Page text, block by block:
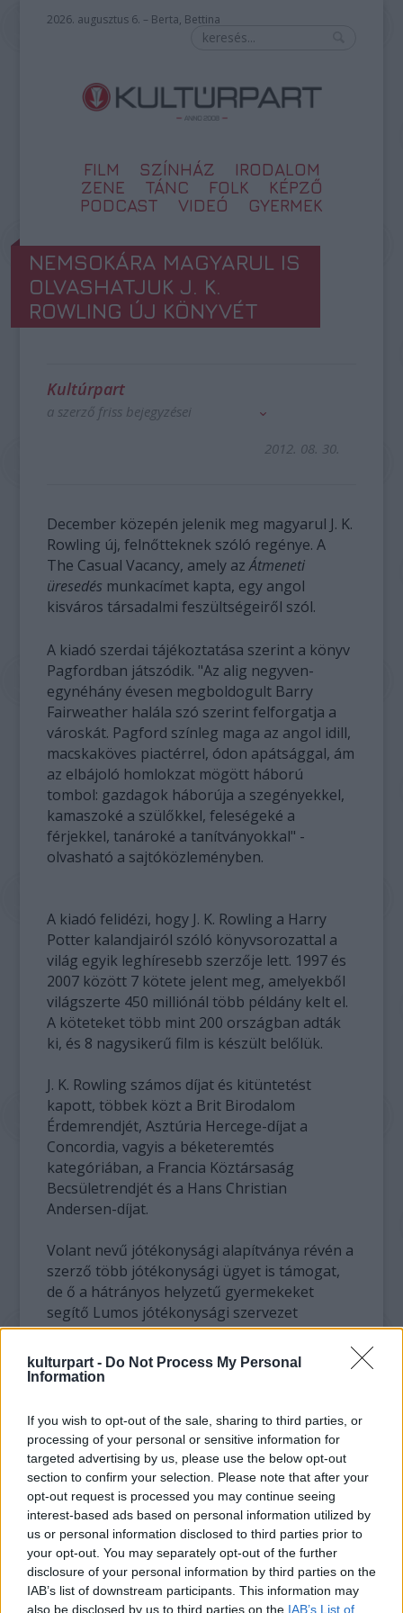
kulturpart - Do Not Process My Personal
Information
If you wish to opt-out of the sale, sharing to third parties, or
processing of your personal or sensitive information for
targeted advertising by us, please use the below opt-out
section to confirm your selection. Please note that after your
opt-out request is processed you may continue seeing
interest-based ads based on personal information utilized by
us or personal information disclosed to third parties prior to
your opt-out. You may separately opt-out of the further
disclosure of your personal information by third parties on the
IAB’s list of downstream participants. This information may
also be disclosed by us to third parties on the IAB’s List of
2026. augusztus 6. – Berta, Bettina
FILM SZÍNHÁZ
IRODALOM
ZENE
TÁNC FOLK
KÉPZŐ
PODCAST
VIDEÓ GYERMEK
NEMSOKÁRA MAGYARUL IS
OLVASHATJUK J. K.
ROWLING ÚJ KÖNYVÉT
Kultúrpart
a szerző friss bejegyzései
2012. 08. 30.
December közepén jelenik meg magyarul J. K.
Rowling új, felnőtteknek szóló regénye. A
The Casual Vacancy, amely azÁtmeneti
üresedés munkacímet kapta, egy angol
kisváros társadalmi feszültségeiről szól.
A kiadó szerdai tájékoztatása szerint a könyv
Pagfordban játszódik. "Az alig negyven-
egynéhány évesen megboldogult Barry
Fairweather halála szó szerint felforgatja a
városkát. Pagford színleg maga az angol idill,
macskaköves piactérrel, ódon apátsággal, ám
az elbájoló homlokzat mögött háború
tombol: gazdagok háborúja a szegényekkel,
kamaszoké a szülőkkel, feleségeké a
férjekkel, tanároké a tanítványokkal" -
olvasható a sajtóközleményben.
A kiadó felidézi, hogy J. K. Rowling a Harry
Potter kalandjairól szóló könyvsorozattal a
világ egyik leghíresebb szerzője lett. 1997 és
2007 között 7 kötete jelent meg, amelyekből
világszerte 450 milliónál több példány kelt el.
A köteteket több mint 200 országban adták
ki, és 8 nagysikerű film is készült belőlük.
J. K. Rowling számos díjat és kitüntetést
kapott, többek közt a Brit Birodalom
Érdemrendjét, Asztúria Hercege-díjat a
Concordia, vagyis a béketeremtés
kategóriában, a Francia Köztársaság
Becsületrendjét és a Hans Christian
Andersen-díjat.
Volant nevű jótékonysági alapítványa révén a
szerző több jótékonysági ügyet is támogat,
de ő a hátrányos helyzetű gyermekeket
segítő Lumos jótékonysági szervezet
alapítója is.
A kiadó idézte is a szerzőt: "Noha a Harry
ragyogó fordításban és köntösben
jelentetett meg magyarul - megalkotásának
minden percét élveztem, következő
regényem merőben más lesz. Lenyűgözött a
mód, ahogyan a GABO Kiadó tervezi
megközelíteni irodalmi pályafutásom új
szakaszát, ezért boldogan bízom rájuk új
regényem magyar kiadását" - nyilatkozta a
közlemény szerint Rowling.